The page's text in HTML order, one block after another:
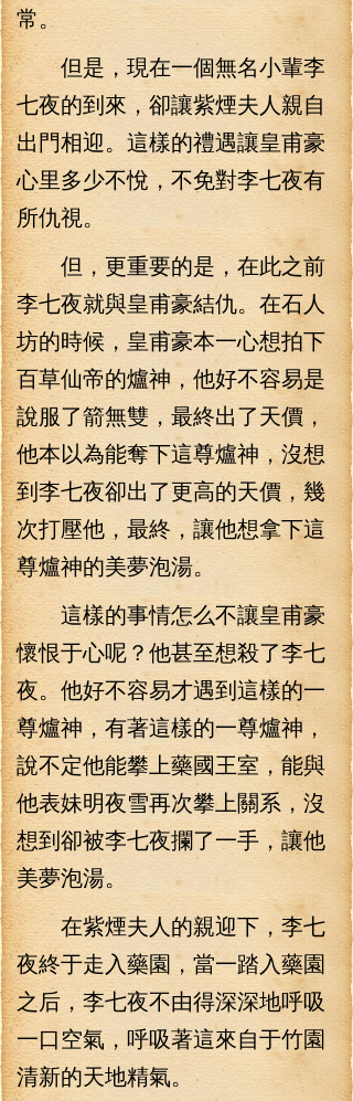
常。
但是，現在一個無名小輩李
七夜的到來，卻讓紫煙夫人親自
出門相迎。這樣的禮遇讓皇甫豪
心里多少不悅，不免對李七夜有
所仇視。
但，更重要的是，在此之前
李七夜就與皇甫豪結仇。在石人
坊的時候，皇甫豪本一心想拍下
百草仙帝的爐神，他好不容易是
說服了箭無雙，最終出了天價，
他本以為能奪下這尊爐神，沒想
到李七夜卻出了更高的天價，幾
次打壓他，最終，讓他想拿下這
尊爐神的美夢泡湯。
這樣的事情怎么不讓皇甫豪
懷恨于心呢？他甚至想殺了李七
夜。他好不容易才遇到這樣的一
尊爐神，有著這樣的一尊爐神，
說不定他能攀上藥國王室，能與
他表妹明夜雪再次攀上關系，沒
想到卻被李七夜攔了一手，讓他
美夢泡湯。
在紫煙夫人的親迎下，李七
夜終于走入藥園，當一踏入藥園
之后，李七夜不由得深深地呼吸
一口空氣，呼吸著這來自于竹園
清新的天地精氣。